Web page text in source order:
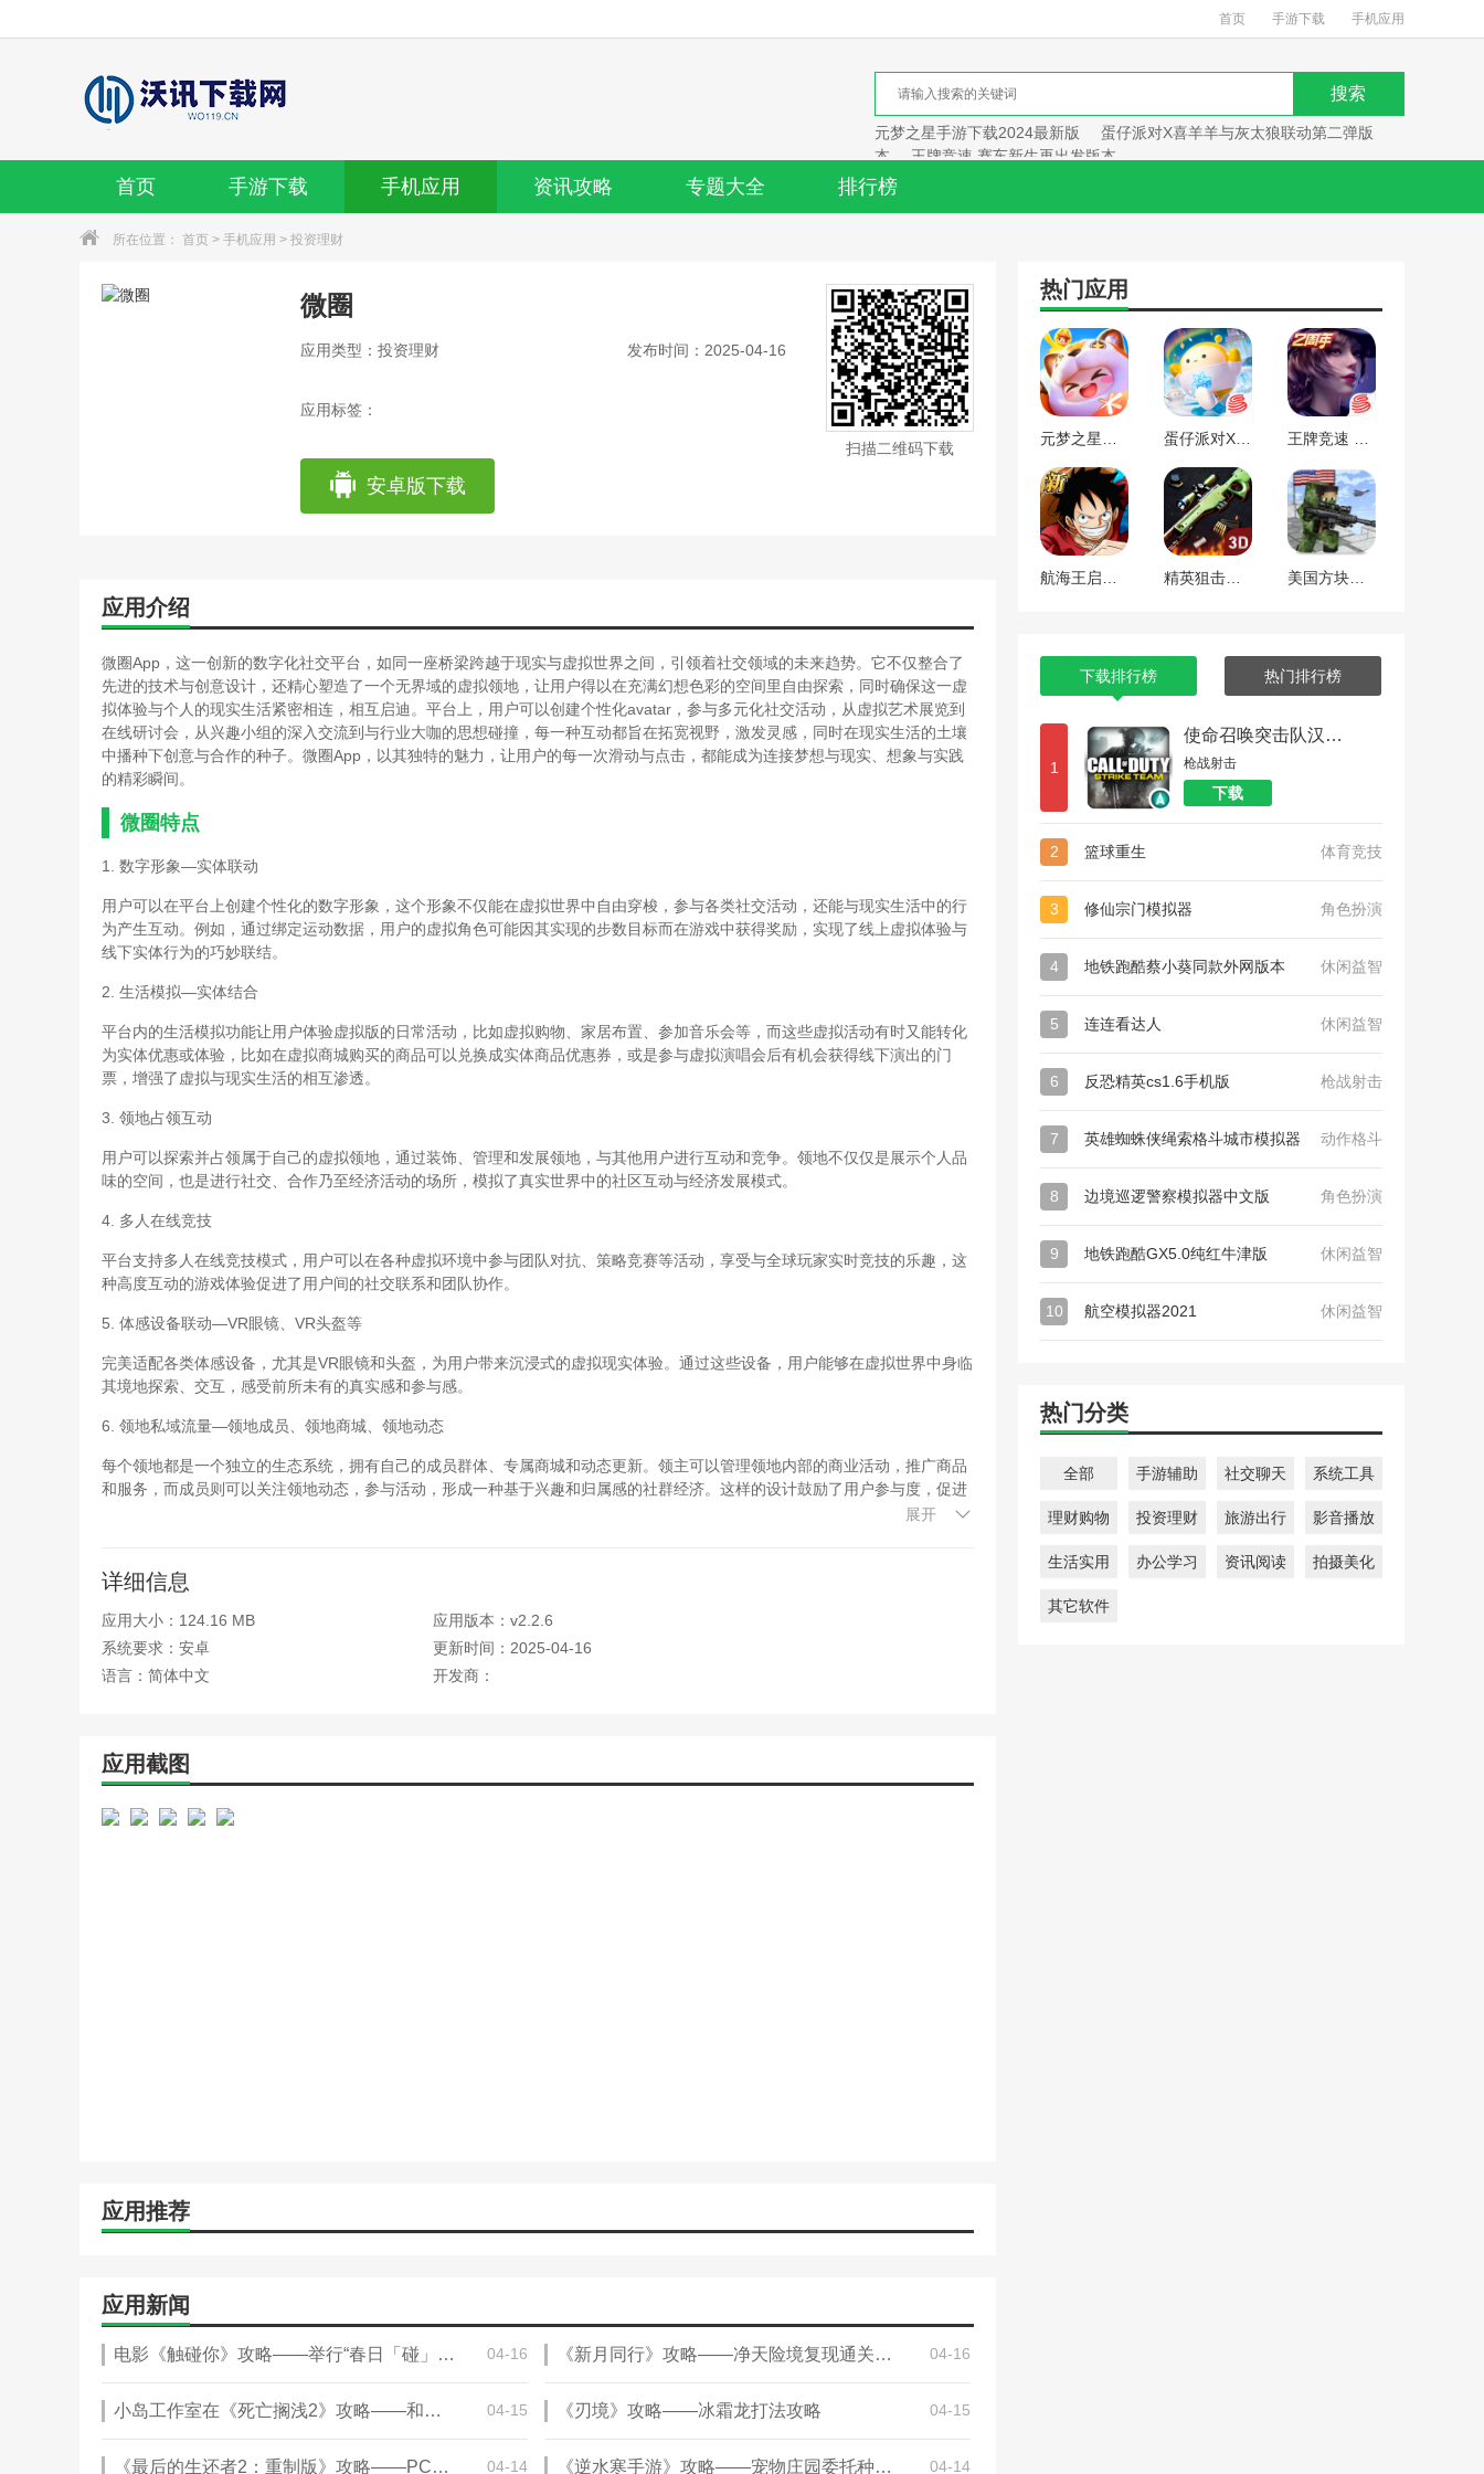
首页 手游下载 手机应用
元梦之星手游下载2024最新版
蛋仔派对X喜羊羊与灰太狼联动第二弹版
本
王牌竞速 赛车新生再出发版本
首页 手游下载 手机应用 资讯攻略 专题大全 排行榜
所在位置： 首页 > 手机应用 > 投资理财
微圈
应用类型：投资理财 发布时间：2025-04-16
应用标签：
安卓版下载
扫描二维码下载
应用介绍
微圈App，这一创新的数字化社交平台，如同一座桥梁跨越于现实与虚拟世界之间，引领着社交领域的未来趋势。它不仅整合了
先进的技术与创意设计，还精心塑造了一个无界域的虚拟领地，让用户得以在充满幻想色彩的空间里自由探索，同时确保这一虚
拟体验与个人的现实生活紧密相连，相互启迪。平台上，用户可以创建个性化avatar，参与多元化社交活动，从虚拟艺术展览到
在线研讨会，从兴趣小组的深入交流到与行业大咖的思想碰撞，每一种互动都旨在拓宽视野，激发灵感，同时在现实生活的土壤
中播种下创意与合作的种子。微圈App，以其独特的魅力，让用户的每一次滑动与点击，都能成为连接梦想与现实、想象与实践
的精彩瞬间。
微圈特点
1. 数字形象—实体联动
用户可以在平台上创建个性化的数字形象，这个形象不仅能在虚拟世界中自由穿梭，参与各类社交活动，还能与现实生活中的行
为产生互动。例如，通过绑定运动数据，用户的虚拟角色可能因其实现的步数目标而在游戏中获得奖励，实现了线上虚拟体验与
线下实体行为的巧妙联结。
2. 生活模拟—实体结合
平台内的生活模拟功能让用户体验虚拟版的日常活动，比如虚拟购物、家居布置、参加音乐会等，而这些虚拟活动有时又能转化
为实体优惠或体验，比如在虚拟商城购买的商品可以兑换成实体商品优惠券，或是参与虚拟演唱会后有机会获得线下演出的门
票，增强了虚拟与现实生活的相互渗透。
3. 领地占领互动
用户可以探索并占领属于自己的虚拟领地，通过装饰、管理和发展领地，与其他用户进行互动和竞争。领地不仅仅是展示个人品
味的空间，也是进行社交、合作乃至经济活动的场所，模拟了真实世界中的社区互动与经济发展模式。
4. 多人在线竞技
平台支持多人在线竞技模式，用户可以在各种虚拟环境中参与团队对抗、策略竞赛等活动，享受与全球玩家实时竞技的乐趣，这
种高度互动的游戏体验促进了用户间的社交联系和团队协作。
5. 体感设备联动—VR眼镜、VR头盔等
完美适配各类体感设备，尤其是VR眼镜和头盔，为用户带来沉浸式的虚拟现实体验。通过这些设备，用户能够在虚拟世界中身临
其境地探索、交互，感受前所未有的真实感和参与感。
6. 领地私域流量—领地成员、领地商城、领地动态
每个领地都是一个独立的生态系统，拥有自己的成员群体、专属商城和动态更新。领主可以管理领地内部的商业活动，推广商品
和服务，而成员则可以关注领地动态，参与活动，形成一种基于兴趣和归属感的社群经济。这样的设计鼓励了用户参与度，促进
用户可以自由设计自己的虚拟形象，从外观特征到服装搭配，甚至是表情动作，全方位展现个性风采，为虚拟社交添加更多真实
也是社交互动的新空间，支持多人实时互动，如举办虚拟派对、展览、讲座等。
3. 实体与虚拟融合活动
应用优势
-用户可以方便地创建自己的圈子，邀请好友加入，分享生活点滴和兴趣爱好
-支持文字、图片、视频等多种形式的动态发布，让用户表达更丰富多彩
-提供实时消息提醒功能，方便及时与好友互动和交流
-用户可以发起投票和问答活动，增加互动乐趣，使用户参与感更强
应用特色
展开
详细信息
应用大小：124.16 MB
应用版本：v2.2.6
系统要求：安卓
更新时间：2025-04-16
语言：简体中文
开发商：
应用截图
应用推荐
应用新闻
电影《触碰你》攻略——举行“春日「碰」见你”中国首映礼导演长井龙雪惊喜现身 04-16 《新月同行》攻略——净天险境复现通关攻略 04-16
小岛工作室在《死亡搁浅2》攻略——和《OD》攻略——之后进入第二阶段 04-15 《刃境》攻略——冰霜龙打法攻略 04-15
《最后的生还者2：重制版》攻略——PC版更新 解决崩溃问题 04-14 《逆水寒手游》攻略——宠物庄园委托种植攻略一览 04-14
热门应用
下载排行榜 热门排行榜
1
使命召唤突击队汉化版
枪战射击
下载
2 篮球重生 体育竞技
3 修仙宗门模拟器 角色扮演
4 地铁跑酷蔡小葵同款外网版本 休闲益智
5 连连看达人 休闲益智
6 反恐精英cs1.6手机版 枪战射击
7 英雄蜘蛛侠绳索格斗城市模拟器 动作格斗
8 边境巡逻警察模拟器中文版 角色扮演
9 地铁跑酷GX5.0纯红牛津版 休闲益智
10 航空模拟器2021 休闲益智
热门分类
全部 手游辅助 社交聊天 系统工具
理财购物 投资理财 旅游出行 影音播放
生活实用 办公学习 资讯阅读 拍摄美化
其它软件